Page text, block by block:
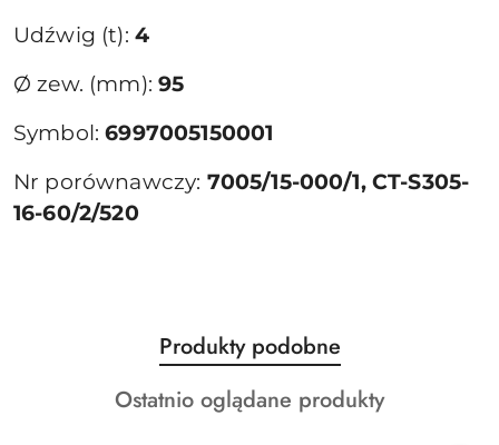
Udźwig (t): 4
Ø zew. (mm):95
Symbol:6997005150001
Nr porównawczy: 7005/15-000/1, CT-S305-
16-60/2/520
Pomiń karuzelę produktów
Produkty
o
statusie:
Produkty podobne
Produkty
Ostatnio oglądane produkty